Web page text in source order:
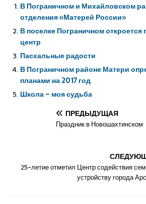
В Пограничном и Михайловском
отделения «Матерей России»
В поселке Пограничном откроется
центр
Пасхальные радости
В Пограничном районе Матери
планами на 2017 год
Школа – моя судьба
ПРЕДЫДУЩАЯ
Праздник в Новошахтинском
25-летие отметил Центр содействия
устройству города